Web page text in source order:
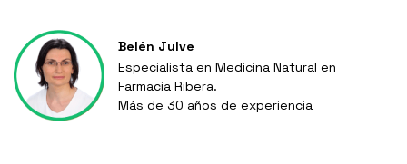
Belén Julve
Especialista en Medicina Natural en
Farmacia Ribera.
Más de 30 años de experiencia